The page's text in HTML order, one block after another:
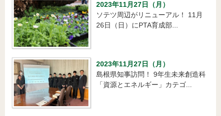
2023年11月27日（月）
ソテツ周辺がリニューアル！ 11月
26日（日）にPTA育成部...
2023年11月27日（月）
島根県知事訪問！ 9年生未来創造科
「資源とエネルギー」カテゴ...